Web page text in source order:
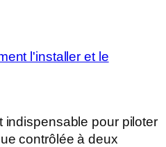
l'installer et le
indispensable pour piloter
contrôlée à deux